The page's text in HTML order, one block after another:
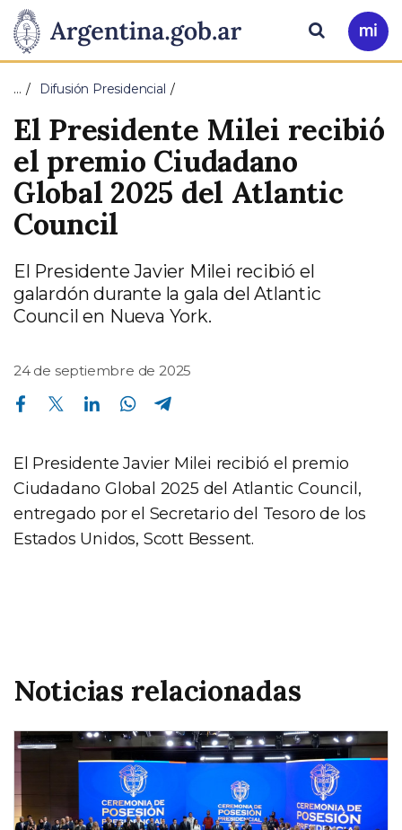
Presidencia
de
la
Nación
Pasar al contenido principal
Ir
a
Buscar
… Difusión Presidencial
El Presidente Milei recibió
el premio Ciudadano
Global 2025 del Atlantic
Council
El Presidente Javier Milei recibió el
galardón durante la gala del Atlantic
Council en Nueva York.
24 de septiembre de 2025
Compartir en Facebook Compartir en Twitter Compartir en Linkedin Compartir en Whatsapp
El Presidente Javier Milei recibió el premio
Ciudadano Global 2025 del Atlantic Council,
entregado por el Secretario del Tesoro de los
Estados Unidos, Scott Bessent.
Noticias relacionadas